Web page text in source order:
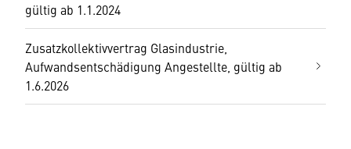
gültig ab 1.1.2024
Zusatzkollektivvertrag Glasindustrie,
Aufwandsentschädigung Angestellte, gültig ab
1.6.2026